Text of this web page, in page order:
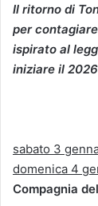
Il ritorno di
per
ispirato al
iniziare il
sabato 3
domenica 4
Compagnia